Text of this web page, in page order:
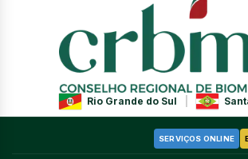
Rio Grande do Sul
SERVIÇOS ONLINE